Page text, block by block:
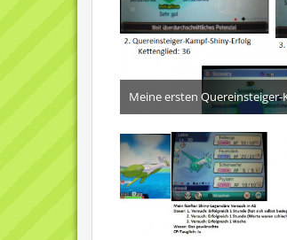
Meine ersten Quereinsteiger-
21.
4